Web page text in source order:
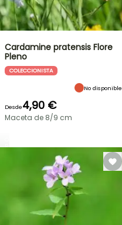
RELÁMPAGO
Cardamine pratensis Flore
Pleno
COLECCIONISTA
No disponible
Desde4,90 €
Maceta de 8/9 cm